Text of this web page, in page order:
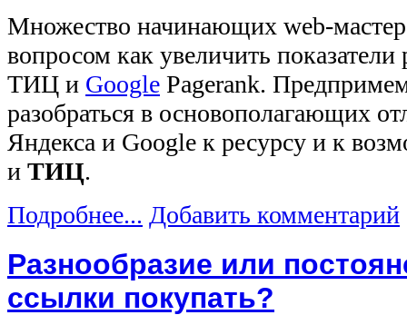
Множество начинающих web-
вопросом как увеличить показатели
ТИЦ и Google Pagerank.
разобраться в основополагающих
Яндекса и Google к ресурсу и к
и ТИЦ.
Подробнее... Добавить комментарий
Разнообразие или
ссылки покупать?